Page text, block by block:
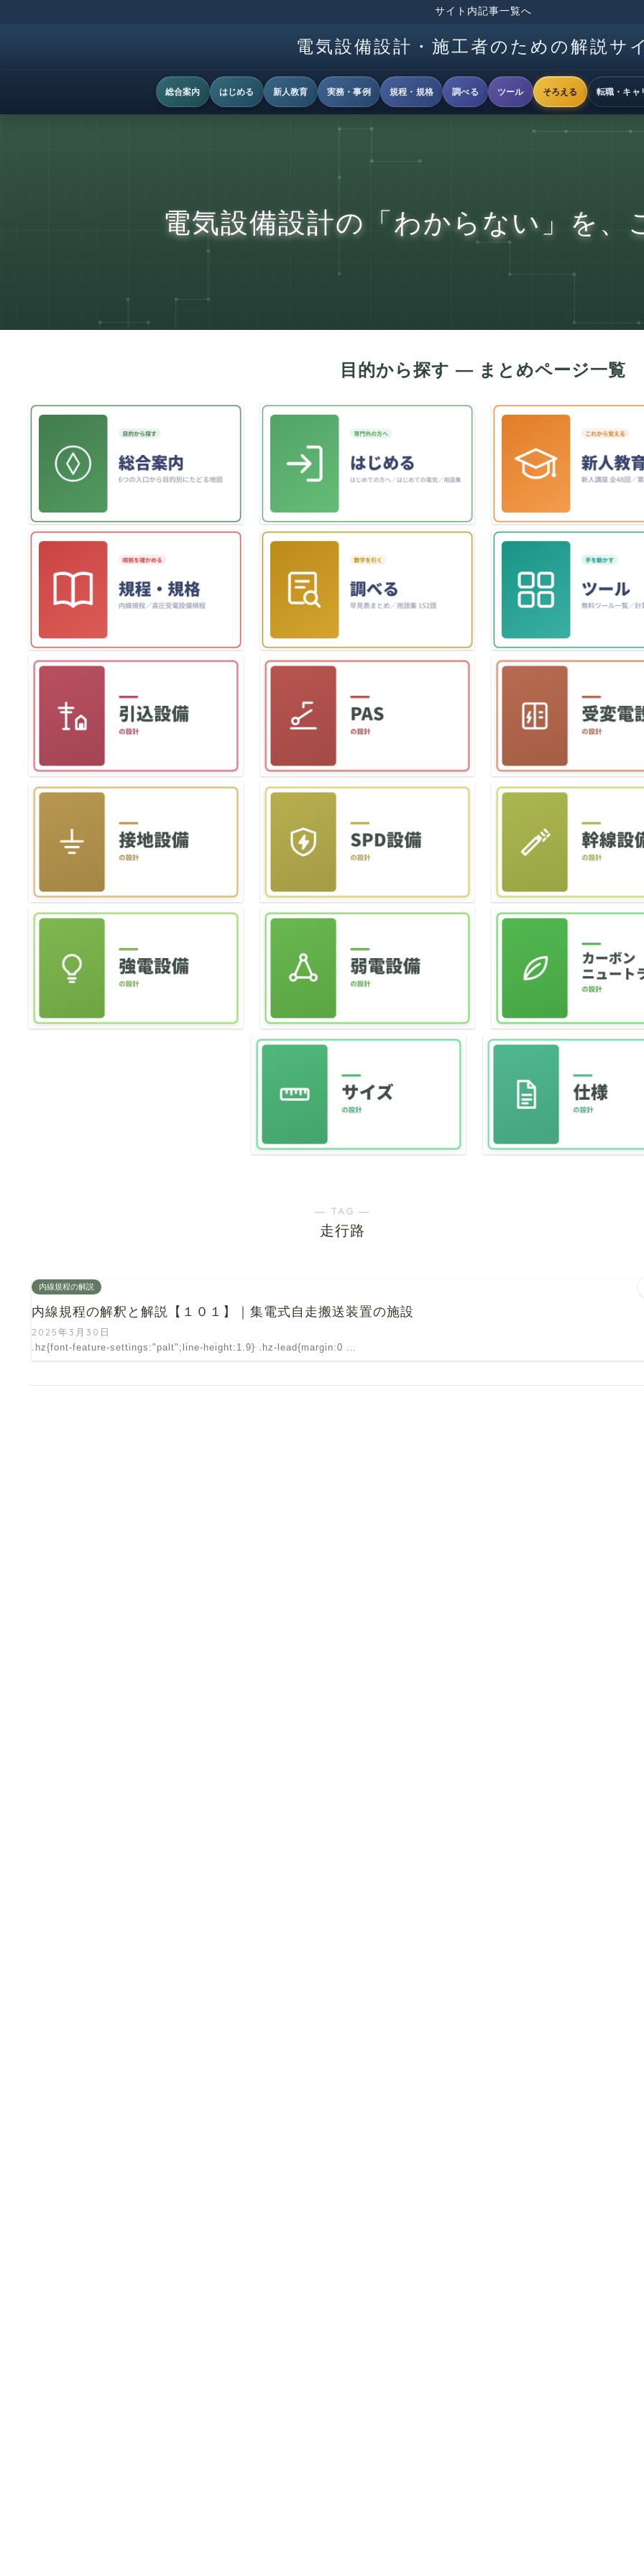
サイト内記事一覧へ
電気設備設計・施工者のための解説サ
総合案内 はじめる 新人教育 実務・事例 規程・規格 調べる ツール そろえる 転職・キャ
電気設備設計の「わからない」を、
― TAG ―
走行路
内線規程の解説
内線規程の解釈と解説【１０１】｜集電式自走搬送装置の施設
2025年3月30日
.hz{font-feature-settings:"palt";line-height:1.9} .hz-lead{margin:0 …